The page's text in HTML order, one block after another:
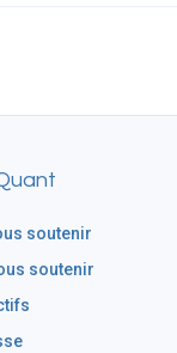
soutenir
soutenir